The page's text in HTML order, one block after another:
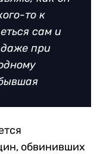
то к
сам и
даже при
обвинивших